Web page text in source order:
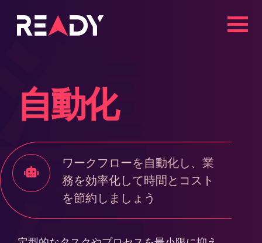
ッ
プ
自動化
ワークフローを自動化し、業
務を効率化して時間とコスト
を節約しましょう